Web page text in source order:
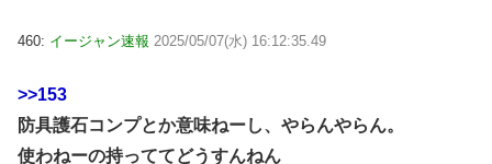
460: イージャン速報 2025/05/07(水) 16:12:35.49
>>153
防具護石コンプとか意味ねーし、やらんやらん。
使わねーの持っててどうすんねん